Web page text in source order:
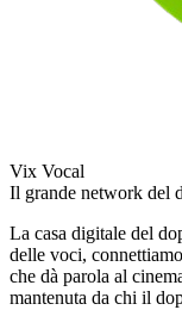
Vix Vocal
Il grande network del
La casa digitale del
delle voci,
che dà parola al
mantenuta da chi il